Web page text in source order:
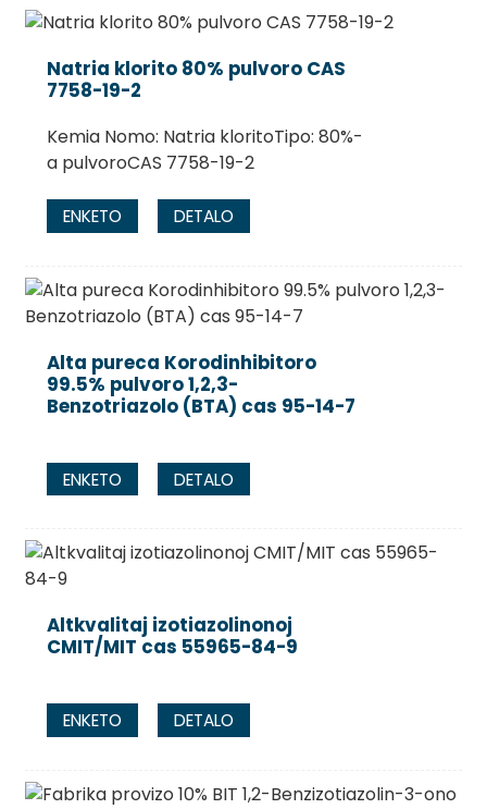
Natria klorito 80% pulvoro CAS
7758-19-2
Kemia Nomo: Natria kloritoTipo: 80%-
a pulvoroCAS 7758-19-2
ENKETO DETALO
Alta pureca Korodinhibitoro
99.5% pulvoro 1,2,3-
Benzotriazolo (BTA) cas 95-14-7
ENKETO DETALO
Altkvalitaj izotiazolinonoj
CMIT/MIT cas 55965-84-9
ENKETO DETALO